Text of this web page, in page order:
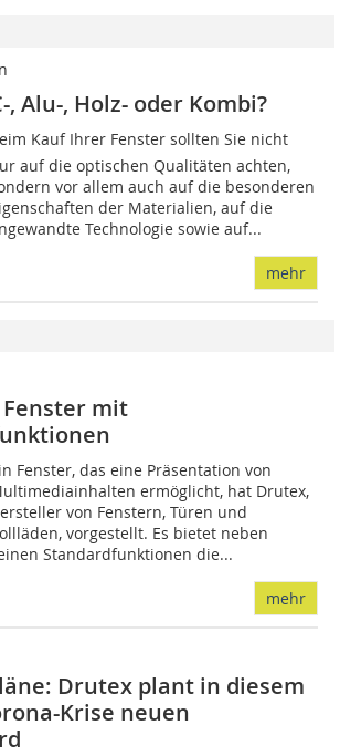
, Alu-, Holz- oder Kombi?
Kauf Ihrer Fenster sollten Sie nicht
auf die optischen Qualitäten achten,
vor allem auch auf die besonderen
der Materialien, auf die
Technologie sowie auf...
mehr
mit
Fenster, das eine Präsentation von
ermöglicht, hat Drutex,
von Fenstern, Türen und
vorgestellt. Es bietet neben
Standardfunktionen die...
mehr
Drutex plant in diesem
Krise neuen